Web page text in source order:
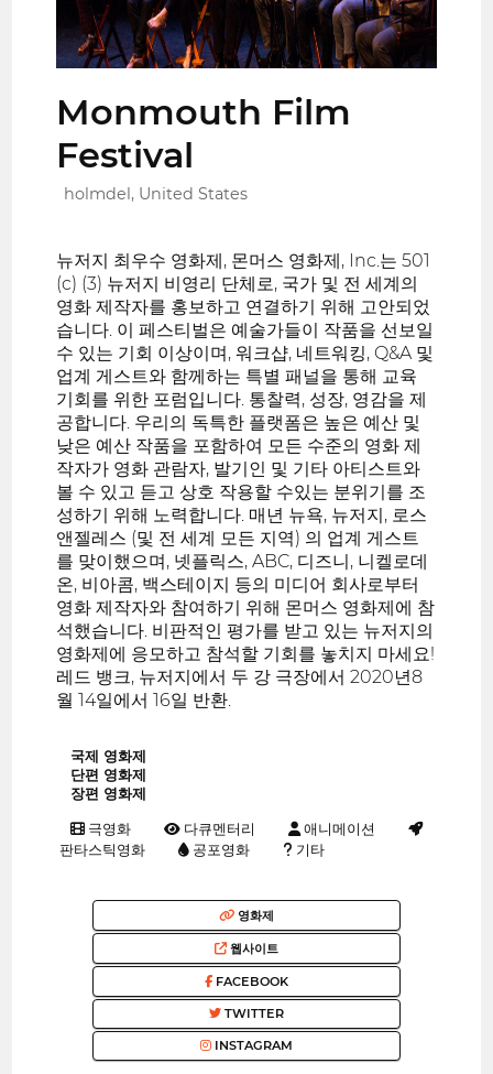
Monmouth Film
Festival
holmdel, United States
뉴저지 최우수 영화제, 몬머스 영화제, Inc.는 501
(c) (3) 뉴저지 비영리 단체로, 국가 및 전 세계의
영화 제작자를 홍보하고 연결하기 위해 고안되었
습니다. 이 페스티벌은 예술가들이 작품을 선보일
수 있는 기회 이상이며, 워크샵, 네트워킹, Q&A 및
업계 게스트와 함께하는 특별 패널을 통해 교육
기회를 위한 포럼입니다. 통찰력, 성장, 영감을 제
공합니다. 우리의 독특한 플랫폼은 높은 예산 및
낮은 예산 작품을 포함하여 모든 수준의 영화 제
작자가 영화 관람자, 발기인 및 기타 아티스트와
볼 수 있고 듣고 상호 작용할 수있는 분위기를 조
성하기 위해 노력합니다. 매년 뉴욕, 뉴저지, 로스
앤젤레스 (및 전 세계 모든 지역) 의 업계 게스트
를 맞이했으며, 넷플릭스, ABC, 디즈니, 니켈로데
온, 비아콤, 백스테이지 등의 미디어 회사로부터
영화 제작자와 참여하기 위해 몬머스 영화제에 참
석했습니다. 비판적인 평가를 받고 있는 뉴저지의
영화제에 응모하고 참석할 기회를 놓치지 마세요!
레드 뱅크, 뉴저지에서 두 강 극장에서 2020년8
월 14일에서 16일 반환.
국제 영화제
단편 영화제
장편 영화제
극영화 다큐멘터리
애니메이션
판타스틱영화
공포영화 기타
영화제
웹사이트
FACEBOOK
TWITTER
INSTAGRAM